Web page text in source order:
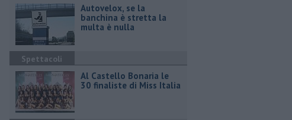
Autovelox, se la
banchina è stretta la
multa è nulla
Spettacoli
Al Castello Bonaria le
30 finaliste di Miss Italia